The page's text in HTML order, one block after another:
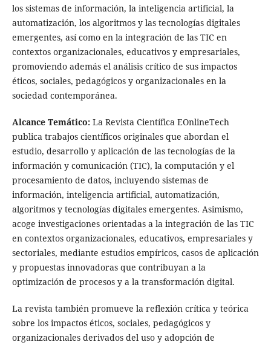
los sistemas de información, la inteligencia artificial, la
automatización, los algoritmos y las tecnologías digitales
emergentes, así como en la integración de las TIC en
contextos organizacionales, educativos y empresariales,
promoviendo además el análisis crítico de sus impactos
éticos, sociales, pedagógicos y organizacionales en la
sociedad contemporánea.
Alcance Temático:La Revista Científica EOnlineTech
publica trabajos científicos originales que abordan el
estudio, desarrollo y aplicación de las tecnologías de la
información y comunicación (TIC), la computación y el
procesamiento de datos, incluyendo sistemas de
información, inteligencia artificial, automatización,
algoritmos y tecnologías digitales emergentes. Asimismo,
acoge investigaciones orientadas a la integración de las TIC
en contextos organizacionales, educativos, empresariales y
sectoriales, mediante estudios empíricos, casos de aplicación
y propuestas innovadoras que contribuyan a la
optimización de procesos y a la transformación digital.
La revista también promueve la reflexión crítica y teórica
sobre los impactos éticos, sociales, pedagógicos y
organizacionales derivados del uso y adopción de